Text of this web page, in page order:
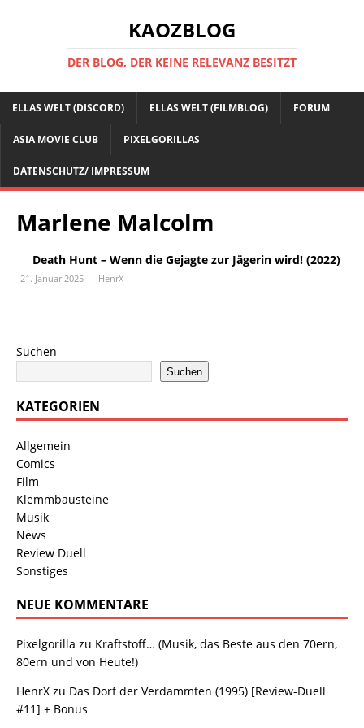
KAOZBLOG
DER BLOG, DER KEINE RELEVANZ BESITZT
ELLAS WELT (DISCORD) ELLAS WELT (FILMBLOG) FORUM
ASIA MOVIE CLUB PIXELGORILLAS
DATENSCHUTZ/ IMPRESSUM
Marlene Malcolm
Death Hunt – Wenn die Gejagte zur Jägerin wird! (2022)
21. Januar 2025 HenrX
Suchen
Suchen
KATEGORIEN
Allgemein
Comics
Film
Klemmbausteine
Musik
News
Review Duell
Sonstiges
NEUE KOMMENTARE
Pixelgorilla zu Kraftstoff… (Musik, das Beste aus den 70ern,
80ern und von Heute!)
HenrX zu Das Dorf der Verdammten (1995) [Review-Duell
#11] + Bonus